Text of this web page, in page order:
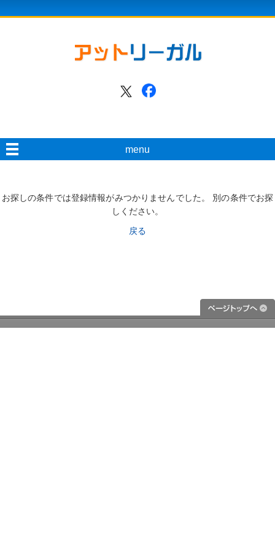
menu
お探しの条件では登録情報がみつかりませんでした。 別の条件でお探
しください。
戻る